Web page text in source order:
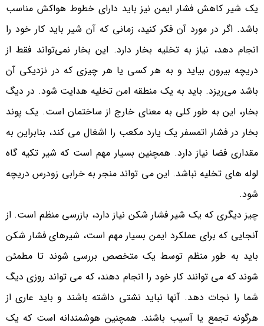
یک شیر کاهش فشار ایمن نیز باید دارای خطوط هواکش مناسب
باشد. اگر در مورد آن فکر کنید، زمانی که آن شیر باید کار خود را
انجام دهد، نیاز به تخلیه بخار دارد. این بخار نمی‌تواند فقط از
دریچه بیرون بیاید و به هر کسی یا هر چیزی که در نزدیکی آن
باشد می‌ریزد. باید به یک منطقه امن تخلیه هدایت شود. در دیگ
بخار، این به طور کلی به معنای خارج از ساختمان است. یک پوند
بخار در فشار اتمسفر یک یارد مکعب را اشغال می کند، بنابراین به
مقداری فضا نیاز دارد. همچنین بسیار مهم است که شیر تکیه گاه
لوله های تخلیه نباشد. این می تواند منجر به خرابی زودرس دریچه
شود.
چیز دیگری که یک شیر فشار شکن نیاز دارد، بازرسی منظم است. از
آنجایی که برای عملکرد ایمن بسیار مهم است، شیرهای فشار شکن
باید به طور منظم توسط یک متخصص بررسی شوند تا مطمئن
شوند که می توانند کار خود را انجام دهند، که می تواند روزی دیگ
شما را نجات دهد. آنها نباید نشتی داشته باشند و باید عاری از
هرگونه تجمع یا آسیب باشند. همچنین هوشمندانه است که یک